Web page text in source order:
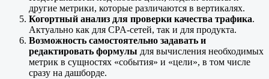
другие метрики, которые различаются в вертикалях.
Когортный анализ для проверки качества трафика.
Актуально как для CPA-сетей, так и для продукта.
Возможность самостоятельно задавать и
редактировать формулы для вычисления необходимых
метрик в сущностях «события» и «цели», в том числе
сразу на дашборде.